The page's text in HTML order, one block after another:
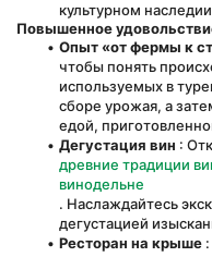
культурном
Повышенное
Опыт «от фермы к
чтобы понять
используемых в
сборе урожая, а
едой,
Дегустация вин :
древние традиции
винодельне
. Наслаждайтесь
дегустацией
Ресторан на крыше :